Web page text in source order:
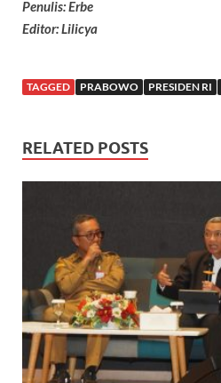
Penulis: Erbe
Editor: Lilicya
TAGGED PRABOWO PRESIDEN RI
RELATED POSTS